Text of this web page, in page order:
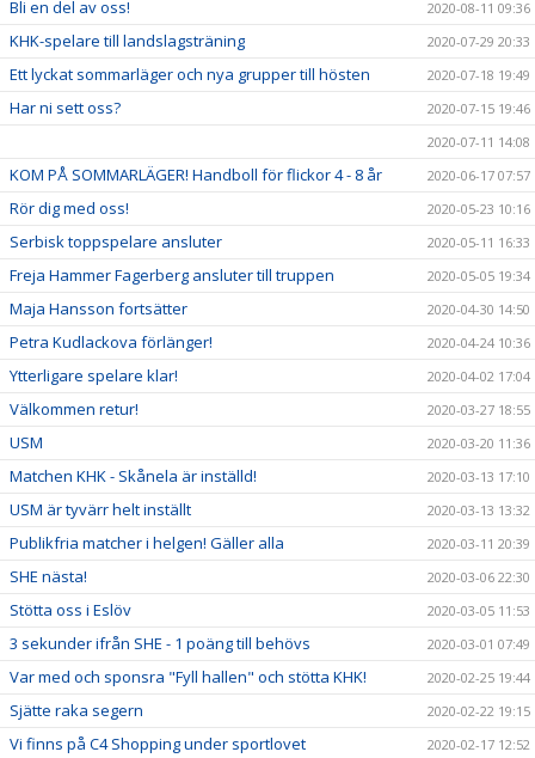
Bli en del av oss! 2020-08-11 09:36
KHK-spelare till landslagsträning 2020-07-29 20:33
Ett lyckat sommarläger och nya grupper till hösten 2020-07-18 19:49
Har ni sett oss?
2020-07-15 19:46
2020-07-11 14:08
KOM PÅ SOMMARLÄGER! Handboll för flickor 4 - 8 år 2020-06-17 07:57
Rör dig med oss! 2020-05-23 10:16
Serbisk toppspelare ansluter 2020-05-11 16:33
Freja Hammer Fagerberg ansluter till truppen 2020-05-05 19:34
Maja Hansson fortsätter 2020-04-30 14:50
Petra Kudlackova förlänger! 2020-04-24 10:36
Ytterligare spelare klar! 2020-04-02 17:04
Välkommen retur! 2020-03-27 18:55
USM 2020-03-20 11:36
Matchen KHK - Skånela är inställd! 2020-03-13 17:10
USM är tyvärr helt inställt 2020-03-13 13:32
Publikfria matcher i helgen! Gäller alla 2020-03-11 20:39
SHE nästa! 2020-03-06 22:30
Stötta oss i Eslöv 2020-03-05 11:53
3 sekunder ifrån SHE - 1 poäng till behövs 2020-03-01 07:49
Var med och sponsra "Fyll hallen" och stötta KHK! 2020-02-25 19:44
Sjätte raka segern 2020-02-22 19:15
Vi finns på C4 Shopping under sportlovet 2020-02-17 12:52